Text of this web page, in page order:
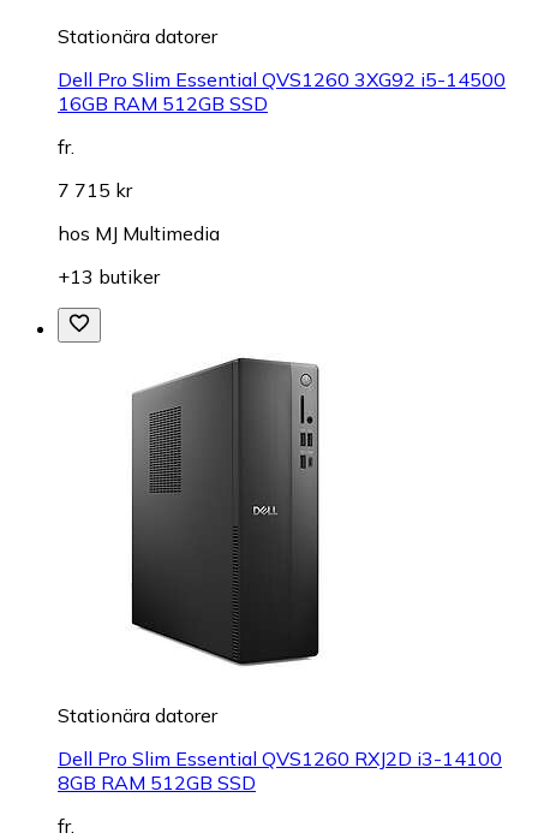
Stationära datorer
Dell Pro Slim Essential QVS1260 3XG92 i5-14500
16GB RAM 512GB SSD
fr.
7 715 kr
hos MJ Multimedia
+13 butiker
Stationära datorer
Dell Pro Slim Essential QVS1260 RXJ2D i3-14100
8GB RAM 512GB SSD
fr.